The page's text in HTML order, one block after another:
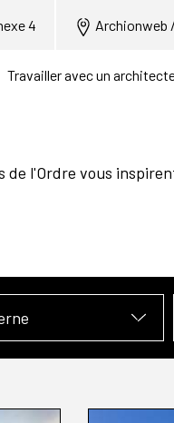
4 Archionweb
Travailler avec un
de l'Ordre vous